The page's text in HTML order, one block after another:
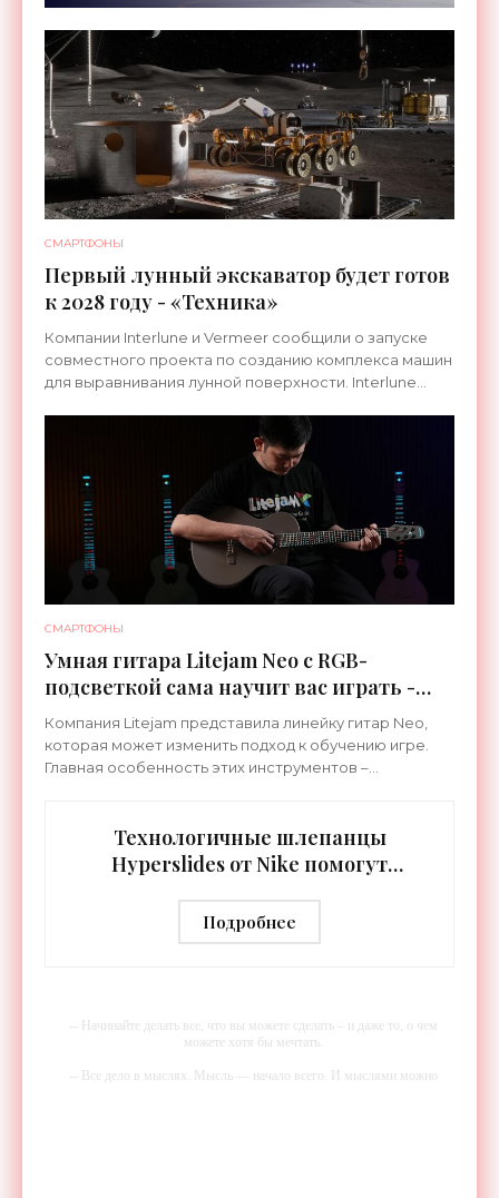
СМАРТФОНЫ
Первый лунный экскаватор будет готов
к 2028 году - «Техника»
Компании Interlune и Vermeer сообщили о запуске
совместного проекта по созданию комплекса машин
для выравнивания лунной поверхности. Interlune
СМАРТФОНЫ
Умная гитара Litejam Neo с RGB-
подсветкой сама научит вас играть -
«Гаджеты»
Компания Litejam представила линейку гитар Neo,
которая может изменить подход к обучению игре.
Главная особенность этих инструментов –
Технологичные шлепанцы
Hyperslides от Nike помогут
тренировки - «Гаджеты»
Подробнее
-- Начинайте делать все, что вы можете сделать – и даже то, о чем
можете хотя бы мечтать.
-- Все дело в мыслях. Мысль — начало всего. И мыслями можно